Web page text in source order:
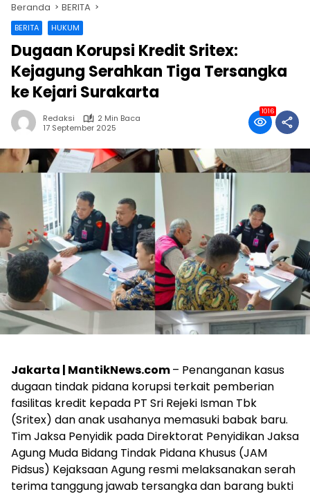
Beranda BERITA
BERITA HUKUM
Dugaan Korupsi Kredit Sritex:
Kejagung Serahkan Tiga Tersangka
ke Kejari Surakarta
Redaksi
2 Min Baca
17 September 2025
1016
Jakarta | MantikNews.com– Penanganan kasus
dugaan tindak pidana korupsi terkait pemberian
fasilitas kredit kepada PT Sri Rejeki Isman Tbk
(Sritex) dan anak usahanya memasuki babak baru.
Tim Jaksa Penyidik pada Direktorat Penyidikan Jaksa
Agung Muda Bidang Tindak Pidana Khusus (JAM
Pidsus) Kejaksaan Agung resmi melaksanakan serah
terima tanggung jawab tersangka dan barang bukti